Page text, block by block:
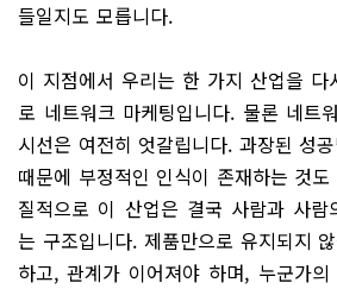
들일지도 모릅니다.
이 지점에서 우리는 한 가지 산업을
로 네트워크 마케팅입니다. 물론 네트
시선은 여전히 엇갈립니다. 과장된 성
때문에 부정적인 인식이 존재하는 것
질적으로 이 산업은 결국 사람과 사
는 구조입니다. 제품만으로 유지되지
하고, 관계가 이어져야 하며, 누군가